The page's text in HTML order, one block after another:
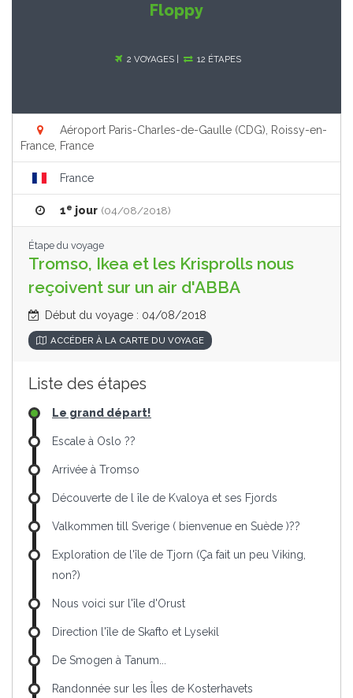
Floppy
2 VOYAGES | 12 ÉTAPES
Aéroport Paris-Charles-de-Gaulle (CDG), Roissy-en-
France, France
France
1e jour (04/08/2018)
Étape du voyage
Tromso, Ikea et les Krisprolls nous
reçoivent sur un air d'ABBA
Début du voyage : 04/08/2018
ACCÉDER À LA CARTE DU VOYAGE
Liste des étapes
Le grand départ!
Escale à Oslo ??
Arrivée à Tromso
Découverte de l île de Kvaloya et ses Fjords
Valkommen till Sverige ( bienvenue en Suède )??
Exploration de l'île de Tjorn (Ça fait un peu Viking,
non?)
Nous voici sur l'île d'Orust
Direction l'île de Skafto et Lysekil
De Smogen à Tanum...
Randonnée sur les Îles de Kosterhavets